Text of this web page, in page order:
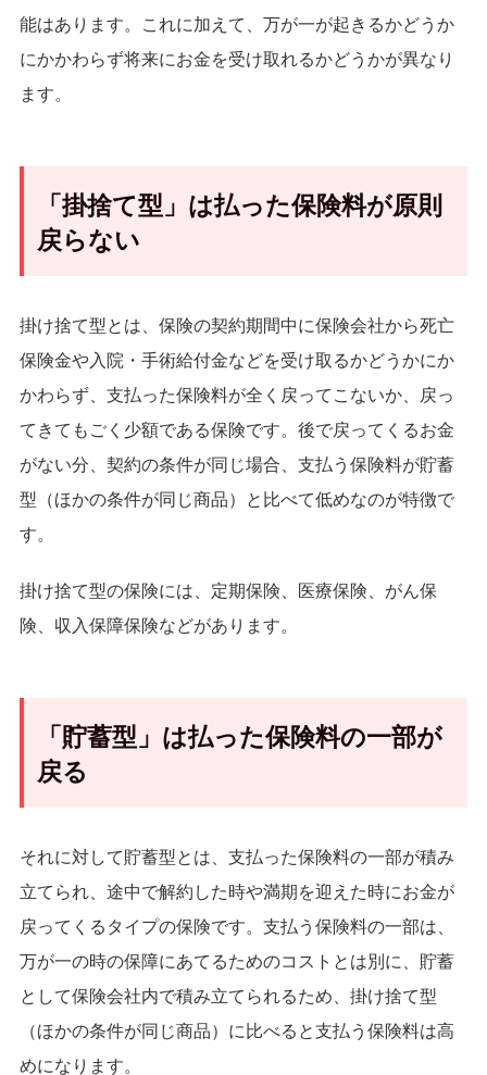
能はあります。これに加えて、万が一が起きるかどうか
にかかわらず将来にお金を受け取れるかどうかが異なり
ます。
「掛捨て型」は払った保険料が原則
戻らない
掛け捨て型とは、保険の契約期間中に保険会社から死亡
保険金や入院・手術給付金などを受け取るかどうかにか
かわらず、支払った保険料が全く戻ってこないか、戻っ
てきてもごく少額である保険です。後で戻ってくるお金
がない分、契約の条件が同じ場合、支払う保険料が貯蓄
型（ほかの条件が同じ商品）と比べて低めなのが特徴で
す。
掛け捨て型の保険には、定期保険、医療保険、がん保
険、収入保障保険などがあります。
「貯蓄型」は払った保険料の一部が
戻る
それに対して貯蓄型とは、支払った保険料の一部が積み
立てられ、途中で解約した時や満期を迎えた時にお金が
戻ってくるタイプの保険です。支払う保険料の一部は、
万が一の時の保障にあてるためのコストとは別に、貯蓄
として保険会社内で積み立てられるため、掛け捨て型
（ほかの条件が同じ商品）に比べると支払う保険料は高
めになります。